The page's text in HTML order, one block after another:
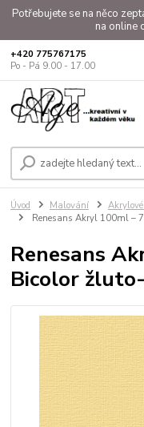
Potřebujete se na něco
na online
+420 775767175
Po - Pá 9.00 - 17.00
Úvod Malování
Renesans Akryl 100ml –
Renesans
Bicolor